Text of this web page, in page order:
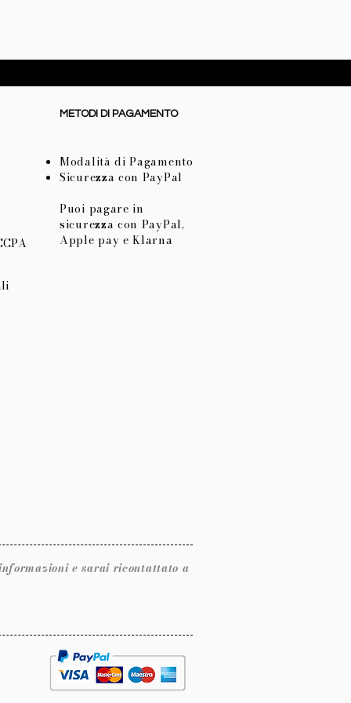
METODI DI PAGAMENTO
Modalità di Pagamento
Sicurezza con PayPal
Puoi pagare in
sicurezza con PayPal,
Apple pay e Klarna
e sarai ricontattato a